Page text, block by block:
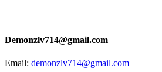
Demonzlv714@gmail.com
Email: demonzlv714@gmail.com